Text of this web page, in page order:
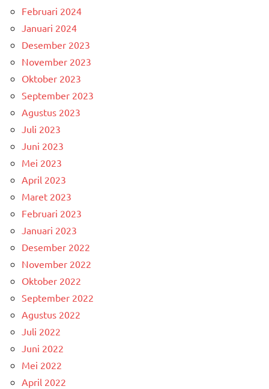
Februari 2024
Januari 2024
Desember 2023
November 2023
Oktober 2023
September 2023
Agustus 2023
Juli 2023
Juni 2023
Mei 2023
April 2023
Maret 2023
Februari 2023
Januari 2023
Desember 2022
November 2022
Oktober 2022
September 2022
Agustus 2022
Juli 2022
Juni 2022
Mei 2022
April 2022